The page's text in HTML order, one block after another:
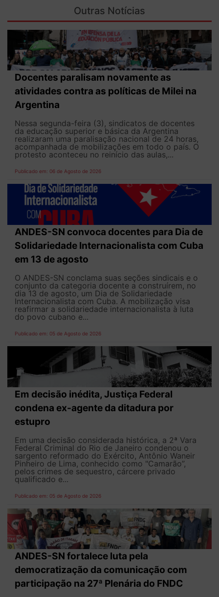
Outras Notícias
Docentes paralisam novamente as
atividades contra as políticas de Milei na
Argentina
Nessa segunda-feira (3), sindicatos de docentes
da educação superior e básica da Argentina
realizaram uma paralisação nacional de 24 horas,
acompanhada de mobilizações em todo o país. O
protesto aconteceu no reinício das aulas,...
Publicado em: 06 de Agosto de 2026
ANDES-SN convoca docentes para Dia de
Solidariedade Internacionalista com Cuba
em 13 de agosto
O ANDES-SN conclama suas seções sindicais e o
conjunto da categoria docente a construírem, no
dia 13 de agosto, um Dia de Solidariedade
Internacionalista com Cuba. A mobilização visa
reafirmar a solidariedade internacionalista à luta
do povo cubano e...
Publicado em: 05 de Agosto de 2026
Em decisão inédita, Justiça Federal
condena ex-agente da ditadura por
estupro
Em uma decisão considerada histórica, a 2ª Vara
Federal Criminal do Rio de Janeiro condenou o
sargento reformado do Exército, Antônio Waneir
Pinheiro de Lima, conhecido como "Camarão”,
pelos crimes de sequestro, cárcere privado
qualificado e...
Publicado em: 05 de Agosto de 2026
ANDES-SN fortalece luta pela
democratização da comunicação com
participação na 27ª Plenária do FNDC